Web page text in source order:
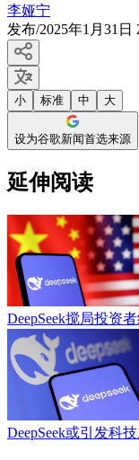
李娅宁
发布/2025年1月31日
小 标准 中 大
设为谷歌新闻首选来源
延伸阅读
DeepSeek搅局投资
DeepSeek或引发科